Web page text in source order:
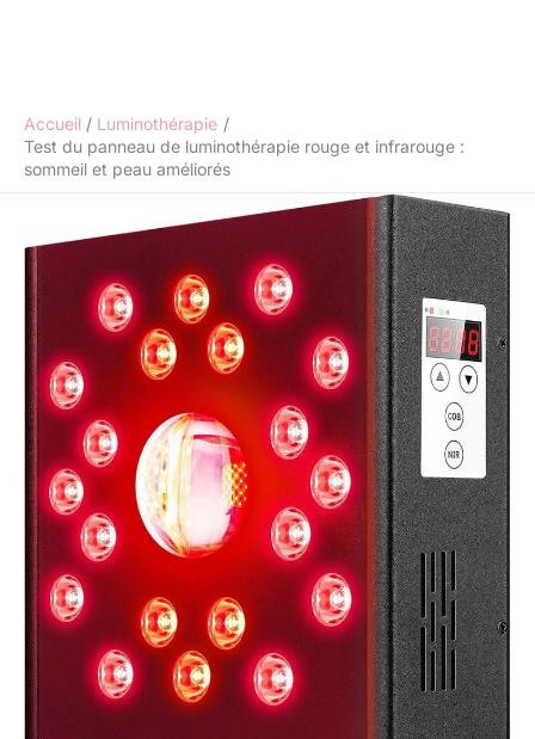
Accueil
Luminothérapie
Test du panneau de luminothérapie rouge et infrarouge :
sommeil et peau améliorés